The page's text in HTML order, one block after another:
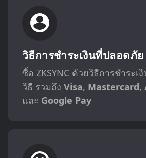
วิธีการชำระเงินที่ปลอดภัย
ซื้อ ZKSYNC ด้วยวิธีการชำระเ
วิธี รวมถึง Visa, Mastercard,
และ Google Pay